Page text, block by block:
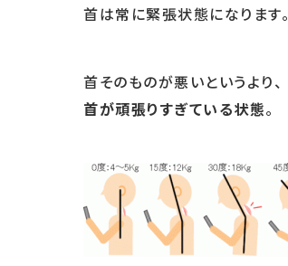
首は常に緊張状態になります。
首そのものが悪いというより、
首が頑張りすぎている状態。